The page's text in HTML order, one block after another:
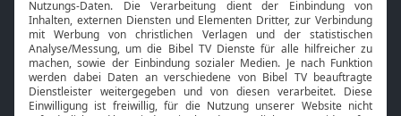
HbbTV
Bibelthek Online-Bibel
Nächster Gottesdienst